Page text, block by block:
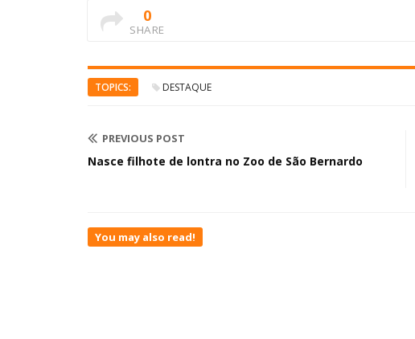
0
SHARE
TOPICS: DESTAQUE
PREVIOUS POST
Nasce filhote de lontra no Zoo de São Bernardo
You may also read!